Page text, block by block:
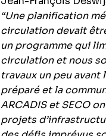
“Une planification
circulation devait
un programme qui
circulation et nous
travaux un peu
préparé et la
ARCADIS et SECO
projets